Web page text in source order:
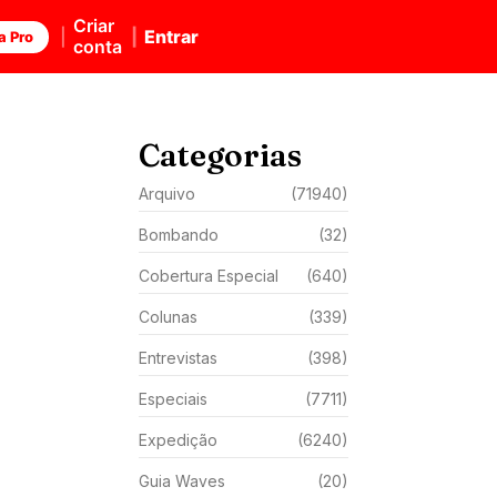
Pro
Criar
conta
Entrar
Categorias
Arquivo (71940)
Bombando (32)
Cobertura Especial (640)
Colunas (339)
Entrevistas (398)
Especiais (7711)
Expedição (6240)
Guia Waves (20)